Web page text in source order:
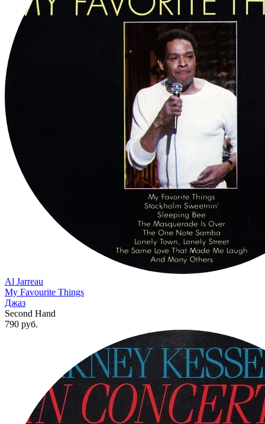
Al Jarreau
My Favourite Things
Джаз
Second Hand
790 руб.